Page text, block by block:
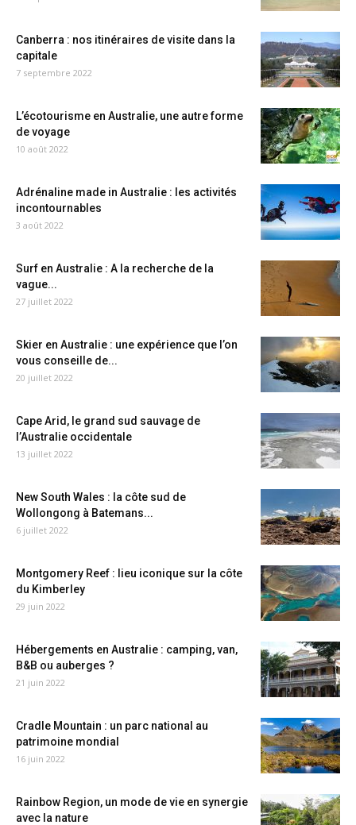
Canberra : nos itinéraires de visite dans la
capitale
7 septembre 2022
L’écotourisme en Australie, une autre forme
de voyage
10 août 2022
Adrénaline made in Australie : les activités
incontournables
3 août 2022
Surf en Australie : A la recherche de la
vague...
27 juillet 2022
Skier en Australie : une expérience que l’on
vous conseille de...
20 juillet 2022
Cape Arid, le grand sud sauvage de
l’Australie occidentale
13 juillet 2022
New South Wales : la côte sud de
Wollongong à Batemans...
6 juillet 2022
Montgomery Reef : lieu iconique sur la côte
du Kimberley
29 juin 2022
Hébergements en Australie : camping, van,
B&B ou auberges ?
21 juin 2022
Cradle Mountain : un parc national au
patrimoine mondial
16 juin 2022
Rainbow Region, un mode de vie en synergie
avec la nature